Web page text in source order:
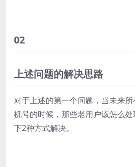
02
上述问题的解决思路
对于上述的第一个问题，当未来
机号的时候，那些老用户该怎么
下2种方式解决。